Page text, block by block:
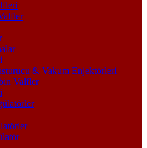
& Vakum Enjektörleri
Valfler